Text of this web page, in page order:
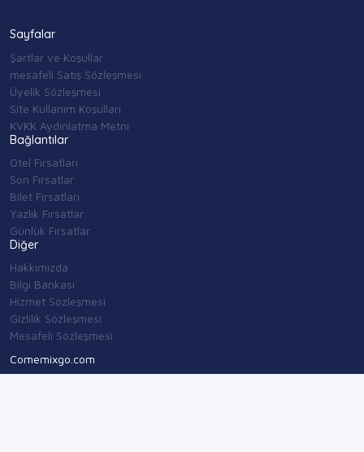
Sayfalar
Şartlar ve Koşullar
mesafeli Satış Sözleşmesi
Üyelik Sözleşmesi
Site Kullanım Koşulları
KVKK Aydınlatma Metni
Bağlantılar
Otel Fırsatları
Son Fırsatlar
Bilet Fırsatları
Yazlık Fırsatlar
Günlük Fırsatlar
Diğer
Hakkımızda
Bilgi Bankası
Hizmet Sözleşmesi
Gizlilik Sözleşmesi
Mesafeli Sözleşmesi
Comemixgo.com